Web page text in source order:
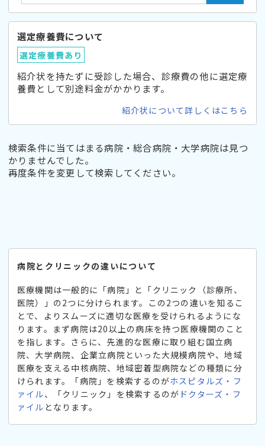
選定療養費について
選定療養費あり
紹介状を持たずに受診した場合、診療費の他に選定療
養費として別途料金がかかります。
紹介状について詳しくはこちら
検索条件に当てはまる病院・総合病院・大学病院は見つ
かりませんでした。
再度条件を変更して検索してください。
病院とクリニックの違いについて
医療機関は一般的に「病院」と「クリニック（診療所、
医院）」の2つに分けられます。この2つの違いを知るこ
とで、よりスムーズに適切な医療を受けられるようにな
ります。まず病院は20以上の病床を持つ医療機関のこと
を指します。さらに、先進的な医療に取り組む国立病
院、大学病院、企業立病院といった大規模病院や、地域
医療を支える中核病院、地域密着型病院などの種類に分
けられます。「病院」を検索するのがホスピタルズ・フ
ァイル、「クリニック」を検索するのが ドクターズ・フ
ァイル となります。